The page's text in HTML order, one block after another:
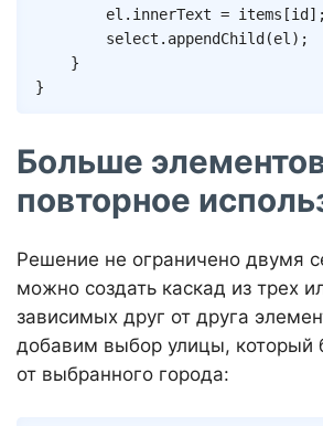
		el
. innerText = items [id] ;
		select
. appendChild(el ) ;
}
}
Больше
повторное
Решение не ограничено двумя
можно создать каскад из трех
зависимых друг от друга
добавим выбор улицы, который
от выбранного города: